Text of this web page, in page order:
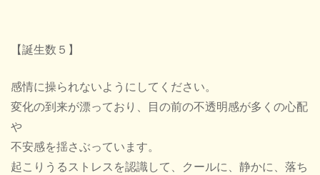
【誕生数５】
感情に操られないようにしてください。
変化の到来が漂っており、目の前の不透明感が多くの心配
や
不安感を揺さぶっています。
起こりうるストレスを認識して、クールに、静かに、落ち